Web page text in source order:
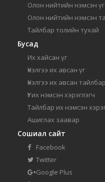
Олон нийтийн нэмсэн үг
Олон нийтийн нэмсэн
Тайлбар толийн тухай
Бусад
Их хайсан үг
Үнэлгээ их авсан үг
Үнэлгээ их авсан тайлбар
Үг их нэмсэн хэрэглэгч
Тайлбар их нэмсэн
Ашиглах заавар
Сошиал сайт
Facebook
Twitter
Google Plus